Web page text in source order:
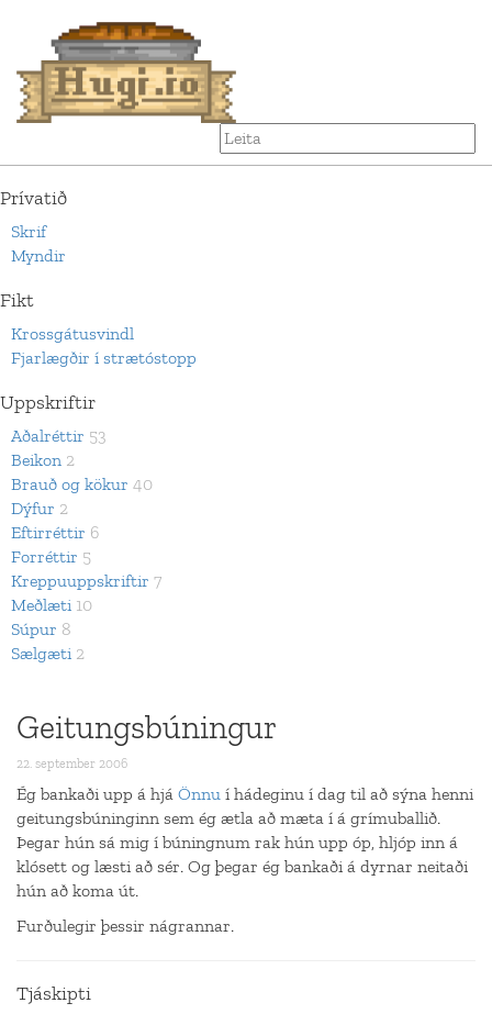
Prívatið
Skrif
Myndir
Fikt
Krossgátusvindl
Fjarlægðir í strætóstopp
Uppskriftir
Aðalréttir 53
Beikon 2
Brauð og kökur 40
Dýfur 2
Eftirréttir 6
Forréttir 5
Kreppuuppskriftir 7
Meðlæti 10
Súpur 8
Sælgæti 2
Geitungsbúningur
22. september 2006
Ég bankaði upp á hjá Önnu í hádeginu í dag til að sýna henni
geitungsbúninginn sem ég ætla að mæta í á grímuballið.
Þegar hún sá mig í búningnum rak hún upp óp, hljóp inn á
klósett og læsti að sér. Og þegar ég bankaði á dyrnar neitaði
hún að koma út.
Furðulegir þessir nágrannar.
Tjáskipti